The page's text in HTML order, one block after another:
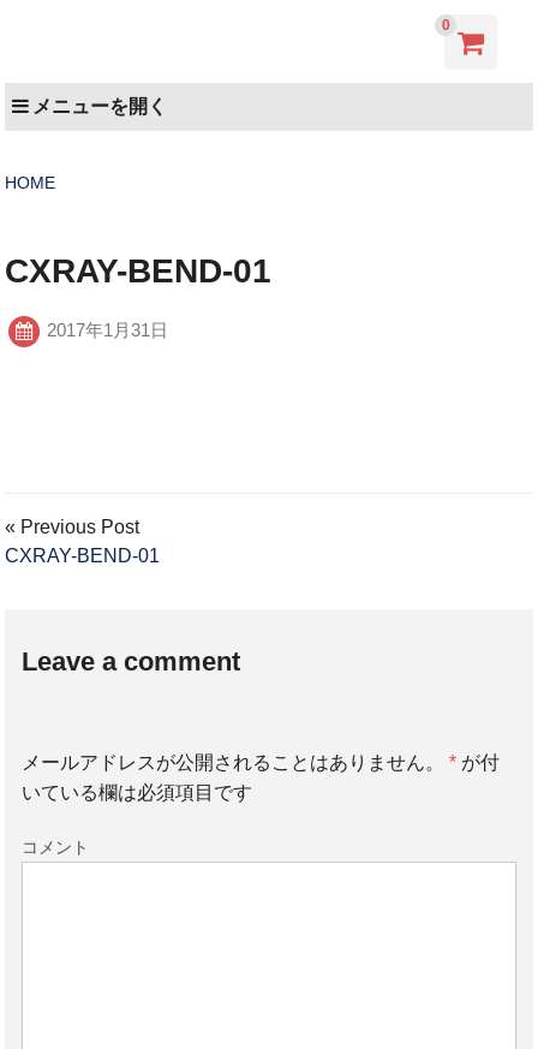
0
メニューを開く
HOME
CXRAY-BEND-01
2017年1月31日
« Previous Post
CXRAY-BEND-01
Leave a comment
メールアドレスが公開されることはありません。 *が付
いている欄は必須項目です
コメント